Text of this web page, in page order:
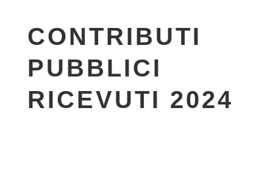
CONTRIBUTI
PUBBLICI
RICEVUTI 2024